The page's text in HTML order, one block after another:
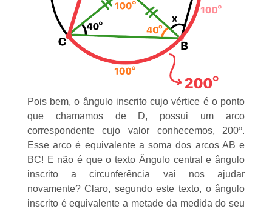
Pois bem, o ângulo inscrito cujo vértice é o ponto
que chamamos de D, possui um arco
correspondente cujo valor conhecemos, 200º.
Esse arco é equivalente a soma dos arcos AB e
BC! E não é que o texto Ângulo central e ângulo
inscrito a circunferência vai nos ajudar
novamente? Claro, segundo este texto, o ângulo
inscrito é equivalente a metade da medida do seu